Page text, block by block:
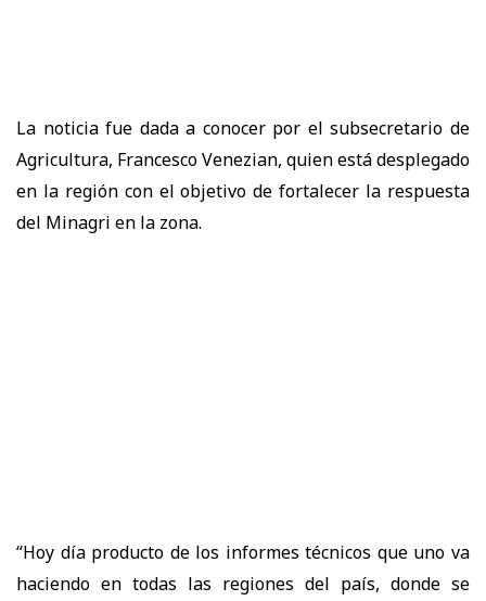
La noticia fue dada a conocer por el subsecretario de
Agricultura, Francesco Venezian, quien está desplegado
en la región con el objetivo de fortalecer la respuesta
del Minagri en la zona.
“Hoy día producto de los informes técnicos que uno va
haciendo en todas las regiones del país, donde se